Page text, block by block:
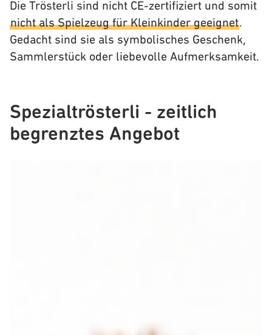
Die Trösterli sind nicht CE-zertifiziert und somit
nicht als Spielzeug für Kleinkinder geeignet.
Gedacht sind sie als symbolisches Geschenk,
Sammlerstück oder liebevolle Aufmerksamkeit.
Spezialtrösterli - zeitlich
begrenztes Angebot